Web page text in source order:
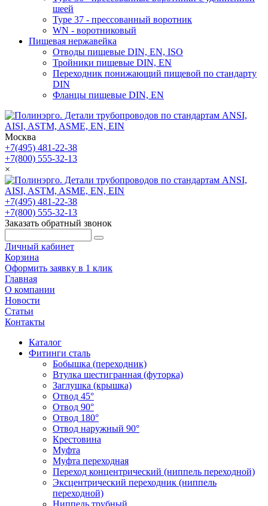
шеей
Type 37 - прессованный воротник
WN - воротниковый
Пищевая нержавейка
Отводы пищевые DIN, EN, ISO
Тройники пищевые DIN, EN
Переходник понижающий пищевой по стандарту
DIN
Фланцы пищевые DIN, EN
Москва
+7(495) 481-22-38
+7(800) 555-32-13
×
+7(495) 481-22-38
+7(800) 555-32-13
Заказать обратный звонок
Личный кабинет
Корзина
Оформить заявку в 1 клик
Главная
О компании
Новости
Статьи
Контакты
Каталог
Фитинги сталь
Бобышка (переходник)
Втулка шестигранная (футорка)
Заглушка (крышка)
Отвод 45°
Отвод 90°
Отвод 180°
Отвод наружный 90°
Крестовина
Муфта
Муфта переходная
Переход концентрический (ниппель переходной)
Эксцентрический переходник (ниппель
переходной)
Ниппель трубный